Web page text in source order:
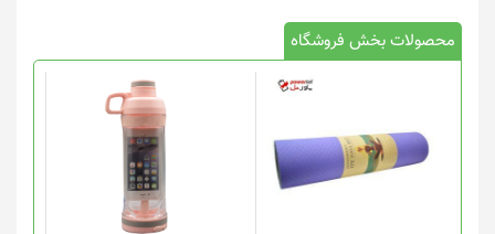
محصولات بخش فروشگاه
این
محصول
دارای
انواع
مختلفی
می